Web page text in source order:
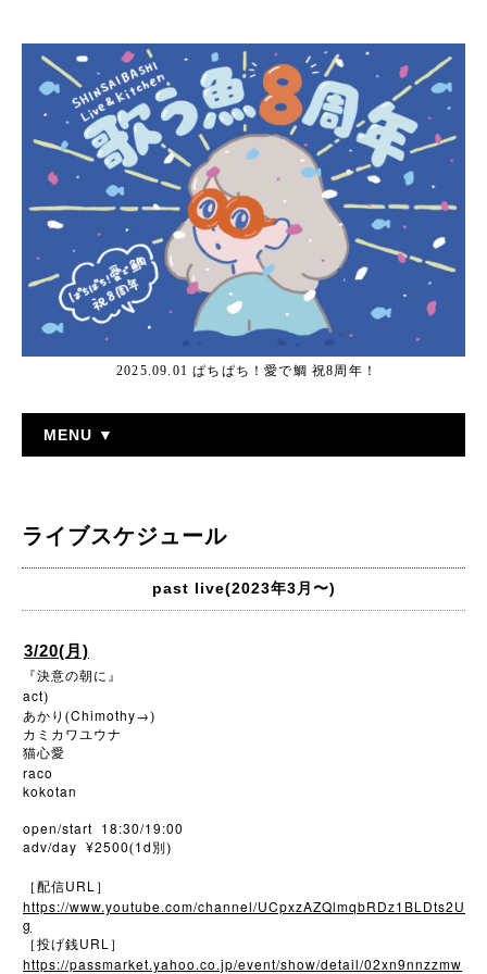
2025.09.01 ぱちぱち！愛で鯛 祝8周年！
MENU ▼
ライブスケジュール
past live(2023年3月〜)
3/20(月)
『決意の朝に』
act)
あかり(Chimothy→)
カミカワユウナ
猫心愛
raco
kokotan
open/start 18:30/19:00
adv/day ¥2500(1d 別)
［配信URL ］
https://www.youtube.com/channel/UCpxzAZQlmqbRDz1BLDts2U
g
［投げ銭URL ］
https://passmarket.yahoo.co.jp/event/show/detail/02xn9nnzzmw